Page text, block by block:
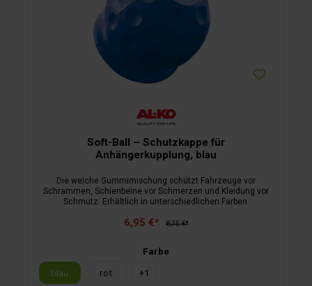
Soft-Ball – Schutzkappe für
Anhängerkupplung, blau
Die weiche Gummimischung schützt Fahrzeuge vor
Schrammen, Schienbeine vor Schmerzen und Kleidung vor
Schmutz. Erhältlich in unterschiedlichen Farben.
6,95 €* 8,75 €*
Farbe
blau
rot +1